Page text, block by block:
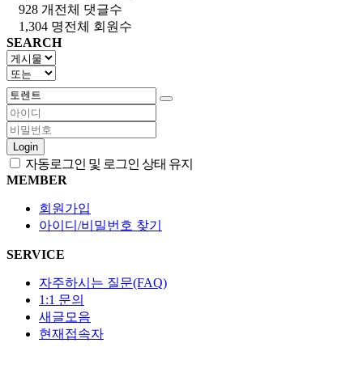
928 개 전체 댓글수
1,304 명전체 회원수
SEARCH
Login
자동로그인 및 로그인 상태 유지
MEMBER
회원가입
아이디/비밀번호 찾기
SERVICE
자주하시는 질문(FAQ)
1:1 문의
새글모음
현재접속자